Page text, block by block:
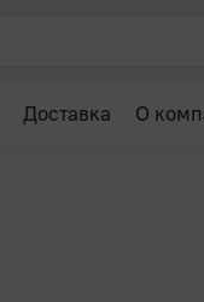
Доставка О